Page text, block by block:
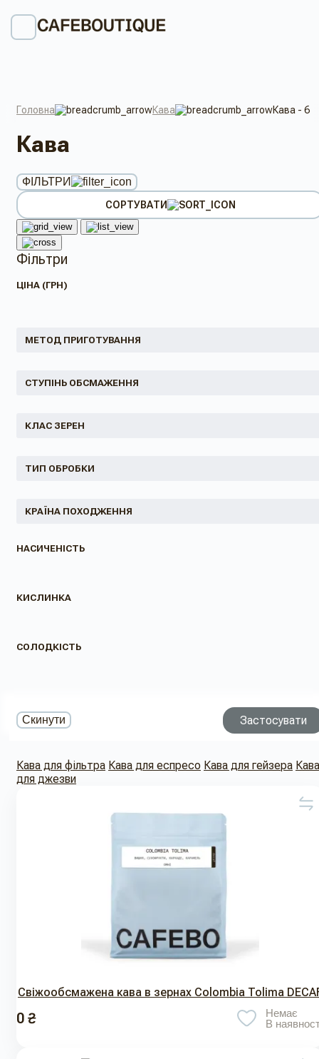
Головна Кава Кава - 6
Кава
ФІЛЬТРИ
СОРТУВАТИ
Фільтри
ЦІНА (ГРН)
МЕТОД ПРИГОТУВАННЯ
СТУПІНЬ ОБСМАЖЕННЯ
КЛАС ЗЕРЕН
ТИП ОБРОБКИ
КРАЇНА ПОХОДЖЕННЯ
НАСИЧЕНІСТЬ
КИСЛИНКА
СОЛОДКІСТЬ
Скинути Застосувати
Кава для фільтра Кава для еспресо Кава для гейзера Кава
для джезви
Свіжообсмажена кава в зернах Colombia Tolima
0 ₴
Немає
В